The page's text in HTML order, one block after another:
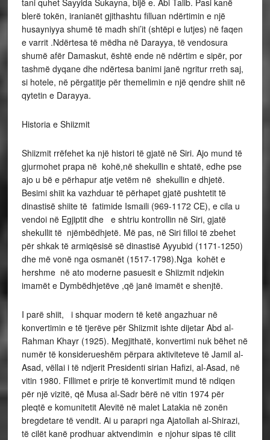
tani quhet Sayyida Sukayna, bijë e. Abi Talib. Pasi kanë
blerë tokën, iranianët gjithashtu filluan ndërtimin e një
husayniyya shumë të madh shi’it (shtëpi e lutjes) në faqen
e varrit .Ndërtesa të mëdha në Darayya, të vendosura
shumë afër Damaskut, është ende në ndërtim e sipër, por
tashmë dyqane dhe ndërtesa banimi janë ngritur rreth saj,
si hotele, në përgatitje për themelimin e një qendre shiit në
qytetin e Darayya.
Historia e Shiizmit
Shiizmit rrëfehet ka një histori të gjatë në Siri. Ajo mund të
gjurmohet prapa në kohë,në shekullin e shtatë, edhe pse
ajo u bë e përhapur atje vetëm në shekullin e dhjetë.
Besimi shiit ka vazhduar të përhapet gjatë pushtetit të
dinastisë shiite të fatimide Ismaili (969-1172 CE), e cila u
vendoi në Egjiptit dhe e shtriu kontrollin në Siri, gjatë
shekullit të njëmbëdhjetë. Më pas, në Siri filloi të zbehet
për shkak të armiqësisë së dinastisë Ayyubid (1171-1250)
dhe më vonë nga osmanët (1517-1798).Nga kohët e
hershme në ato moderne pasuesit e Shiizmit ndjekin
imamët e Dymbëdhjetëve ,që janë imamët e shenjtë.
I parë shiit, i shquar modern të ketë angazhuar në
konvertimin e të tjerëve për Shiizmit ishte dijetar Abd al-
Rahman Khayr (1925). Megjithatë, konvertimi nuk bëhet në
numër të konsiderueshëm përpara aktiviteteve të Jamil al-
Asad, vëllai i të ndjerit Presidenti sirian Hafizi, al-Asad, në
vitin 1980. Fillimet e prirje të konvertimit mund të ndiqen
për një vizitë, që Musa al-Sadr bërë në vitin 1974 për
pleqtë e komunitetit Alevitë në malet Latakia në zonën
bregdetare të vendit. Ai u parapri nga Ajatollah al-Shirazi,
të cilët kanë prodhuar aktvendimin e njohur sipas të cilit